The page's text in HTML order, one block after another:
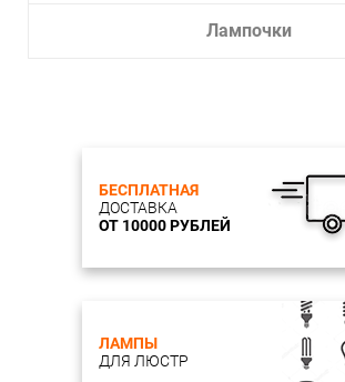
Лампочки
БЕСПЛАТНАЯ
ДОСТАВКА
ОТ 10000 РУБЛЕЙ
ЛАМПЫ
ДЛЯ ЛЮСТР